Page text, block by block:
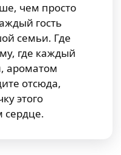
чем просто
гость
семьи. Где
где каждый
ароматом
отсюда,
этого
сердце.